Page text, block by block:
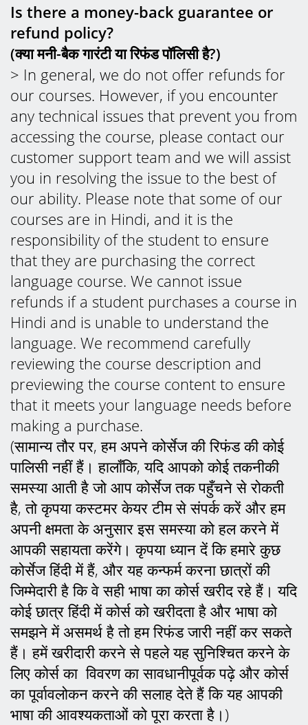
Is there a money-back guarantee or
refund policy?
(क्या मनी-बैक गारंटी या रिफंड पॉलिसी है?)
> In general, we do not offer refunds for
our courses. However, if you encounter
any technical issues that prevent you from
accessing the course, please contact our
customer support team and we will assist
you in resolving the issue to the best of
our ability. Please note that some of our
courses are in Hindi, and it is the
responsibility of the student to ensure
that they are purchasing the correct
language course. We cannot issue
refunds if a student purchases a course in
Hindi and is unable to understand the
language. We recommend carefully
reviewing the course description and
previewing the course content to ensure
that it meets your language needs before
making a purchase.
(सामान्य तौर पर, हम अपने कोर्सेज की रिफंड की कोई
पालिसी नहीं हैं। हालाँकि, यदि आपको कोई तकनीकी
समस्या आती है जो आप कोर्सेज तक पहुँचने से रोकती
है, तो कृपया कस्टमर केयर टीम से संपर्क करें और हम
अपनी क्षमता के अनुसार इस समस्या को हल करने में
आपकी सहायता करेंगे। कृपया ध्यान दें कि हमारे कुछ
कोर्सेज हिंदी में हैं, और यह कन्फर्म करना छात्रों की
जिम्मेदारी है कि वे सही भाषा का कोर्स खरीद रहे हैं। यदि
कोई छात्र हिंदी में कोर्स को खरीदता है और भाषा को
समझने में असमर्थ है तो हम रिफंड जारी नहीं कर सकते
हैं। हमें खरीदारी करने से पहले यह सुनिश्चित करने के
लिए कोर्स का विवरण का सावधानीपूर्वक पढ़े और कोर्स
का पूर्वावलोकन करने की सलाह देते हैं कि यह आपकी
भाषा की आवश्यकताओं को पूरा करता है।)